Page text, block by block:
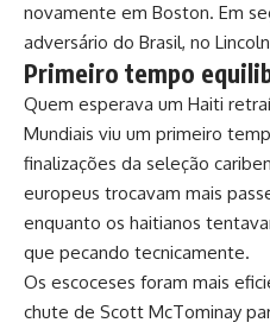
novamente em Boston. Em
adversário do Brasil, no
Primeiro tempo
Quem esperava um Haiti
Mundiais viu um primeiro
finalizações da seleção
europeus trocavam mais
enquanto os haitianos
que pecando tecnicamente.
Os escoceses foram mais
chute de Scott McTominay